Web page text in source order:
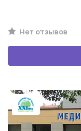
Нет отзывов